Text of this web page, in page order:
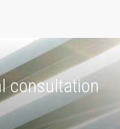
consultation